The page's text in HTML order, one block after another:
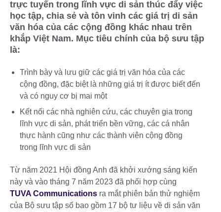
trực tuyến trong lĩnh vực di sản thúc đẩy việc
học tập, chia sẻ và tôn vinh các giá trị di sản
văn hóa của các cộng đồng khác nhau trên
khắp Việt Nam. Mục tiêu chính của bộ sưu tập
là:
Trình bày và lưu giữ các giá trị văn hóa của các
cộng đồng, đặc biệt là những giá trị ít được biết đến
và có nguy cơ bị mai một
Kết nối các nhà nghiên cứu, các chuyên gia trong
lĩnh vực di sản, phát triển bền vững, các cá nhân
thực hành cũng như các thành viên cộng đồng
trong lĩnh vực di sản
Từ năm 2021 Hội đồng Anh đã khởi xướng sáng kiến
này và vào tháng 7 năm 2023 đã phối hợp cùng
TUVA Communications ra mắt phiên bản thử nghiệm
của Bộ sưu tập số bao gồm 17 bộ tư liệu về di sản văn